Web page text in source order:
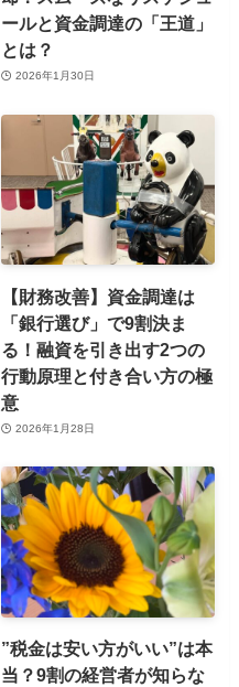
ールと資金調達の「王道」
とは？
2026年1月30日
【財務改善】資金調達は
「銀行選び」で9割決ま
る！融資を引き出す2つの
行動原理と付き合い方の極
意
2026年1月28日
”税金は安い方がいい”は本
当？9割の経営者が知らな